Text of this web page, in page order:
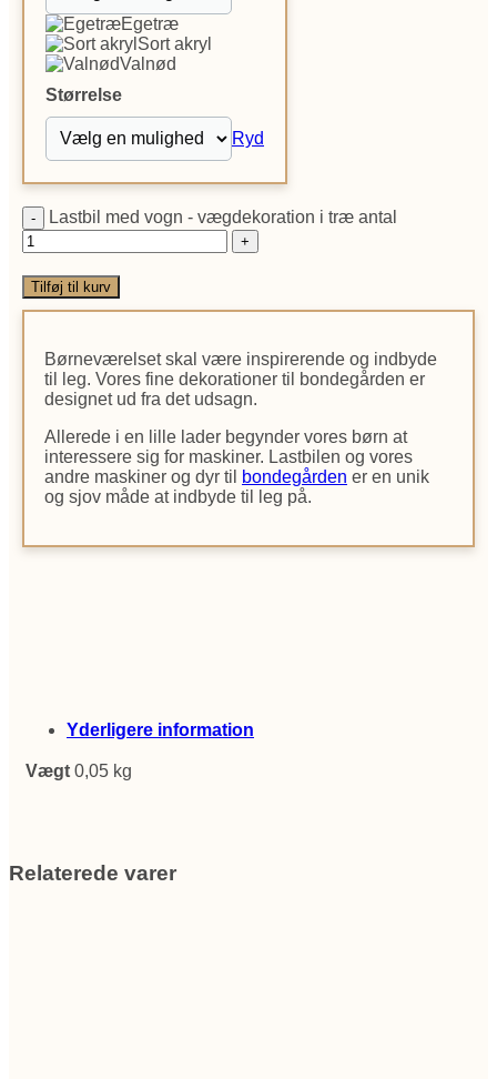
Egetræ
Sort akryl
Valnød
Størrelse
Ryd
Lastbil med vogn - vægdekoration i træ antal
Tilføj til kurv
Børneværelset skal være inspirerende og indbyde
til leg. Vores fine dekorationer til bondegården er
designet ud fra det udsagn.
Allerede i en lille lader begynder vores børn at
interessere sig for maskiner. Lastbilen og vores
andre maskiner og dyr til
bondegården er en unik
og sjov måde at indbyde til leg på.
Yderligere information
Vægt 0,05 kg
Relaterede varer